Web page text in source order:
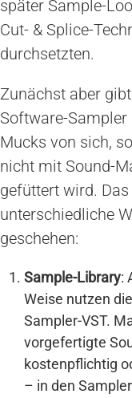
später Sample-
Cut- & Splice-
durchsetzten.
Zunächst aber
Software-Sampler
Mucks von sich,
nicht mit Sound-
gefüttert wird.
unterschiedliche
geschehen:
Sample-Library:
Weise nutzen
Sampler-VST.
vorgefertigte
kostenpflichtig
– in den